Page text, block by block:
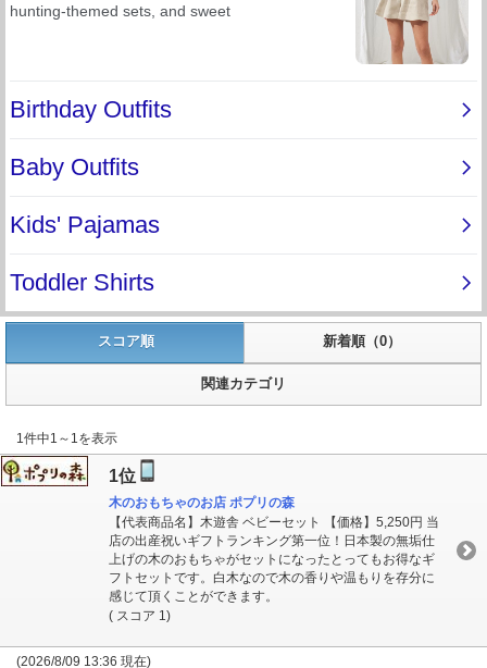
スコア順 新着順（0）
関連カテゴリ
1件中1～1を表示
1位
木のおもちゃのお店 ポプリの森
【代表商品名】木遊舎 ベビーセット 【価格】5,250円 当
店の出産祝いギフトランキング第一位！日本製の無垢仕
上げの木のおもちゃがセットになったとってもお得なギ
フトセットです。白木なので木の香りや温もりを存分に
感じて頂くことができます。
( スコア 1)
(2026/8/09 13:36 現在)